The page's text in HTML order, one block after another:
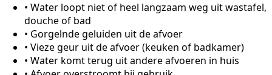
• Water loopt niet of heel langzaam weg uit wastafel,
douche of bad
• Gorgelnde geluiden uit de afvoer
• Vieze geur uit de afvoer (keuken of badkamer)
• Water komt terug uit andere afvoeren in huis